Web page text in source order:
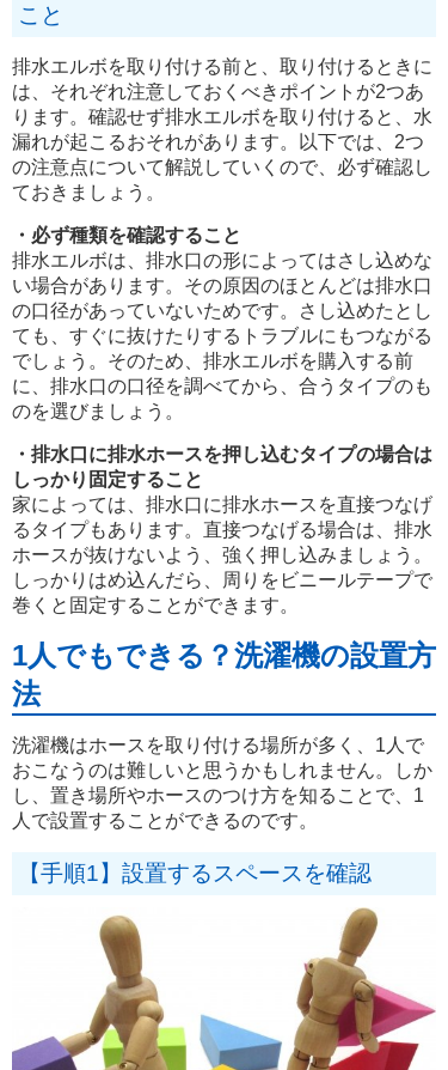
こと
排水エルボを取り付ける前と、取り付けるときに
は、それぞれ注意しておくべきポイントが2つあ
ります。確認せず排水エルボを取り付けると、水
漏れが起こるおそれがあります。以下では、2つ
の注意点について解説していくので、必ず確認し
ておきましょう。
・必ず種類を確認すること
排水エルボは、排水口の形によってはさし込めな
い場合があります。その原因のほとんどは排水口
の口径があっていないためです。さし込めたとし
ても、すぐに抜けたりするトラブルにもつながる
でしょう。そのため、排水エルボを購入する前
に、排水口の口径を調べてから、合うタイプのも
のを選びましょう。
・排水口に排水ホースを押し込むタイプの場合は
しっかり固定すること
家によっては、排水口に排水ホースを直接つなげ
るタイプもあります。直接つなげる場合は、排水
ホースが抜けないよう、強く押し込みましょう。
しっかりはめ込んだら、周りをビニールテープで
巻くと固定することができます。
1人でもできる？洗濯機の設置方
法
洗濯機はホースを取り付ける場所が多く、1人で
おこなうのは難しいと思うかもしれません。しか
し、置き場所やホースのつけ方を知ることで、1
人で設置することができるのです。
【手順1】設置するスペースを確認